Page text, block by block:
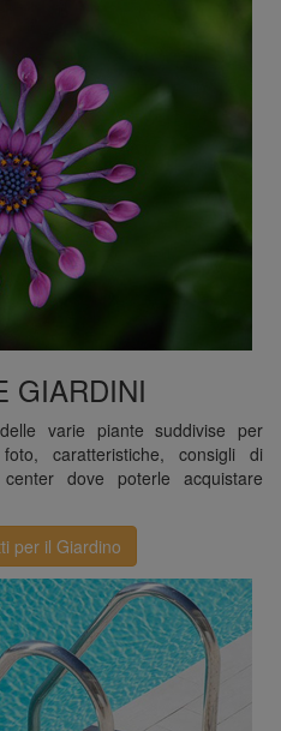
GIARDINI
varie piante suddivise per
caratteristiche, consigli di
dove poterle acquistare
per il Giardino